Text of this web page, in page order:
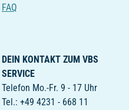
FAQ
DEIN KONTAKT ZUM VBS
SERVICE
Telefon Mo.-Fr. 9 - 17 Uhr
Tel.: +49 4231 - 668 11